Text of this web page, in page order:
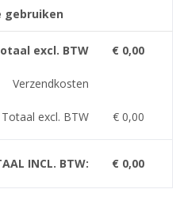
gebruiken
excl. BTW € 0,00
Verzendkosten
Totaal excl. BTW € 0,00
INCL. BTW: € 0,00